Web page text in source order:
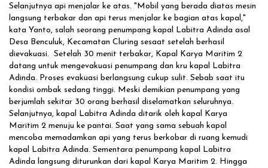
Selanjutnya api menjalar ke atas. "Mobil yang berada diatas mesin
langsung terbakar dan api terus menjalar ke bagian atas kapal,"
kata Yanto, salah seorang penumpang kapal Labitra Adinda asal
Desa Benculuk, Kecamatan Cluring sesaat setelah berhasil
dievakuasi. Setelah 30 menit terbakar, Kapal Karya Maritim 2
datang untuk mengevakuasi penumpang dan kru kapal Labitra
Adinda. Proses evakuasi berlangsung cukup sulit. Sebab saat itu
kondisi ombak sedang tinggi. Meski demikian penumpang yang
berjumlah sekitar 30 orang berhasil diselamatkan seluruhnya.
Selanjutnya, kapal Labitra Adinda ditarik oleh kapal Karya
Maritim 2 menuju ke pantai. Saat yang sama sebuah kapal
mencoba memadamkan api yang terus berkobar di ruang kemudi
kapal Labitra Adinda. Sementara penumpang kapal Labitra
Adinda langsung diturunkan dari kapal Karya Maritim 2. Hingga